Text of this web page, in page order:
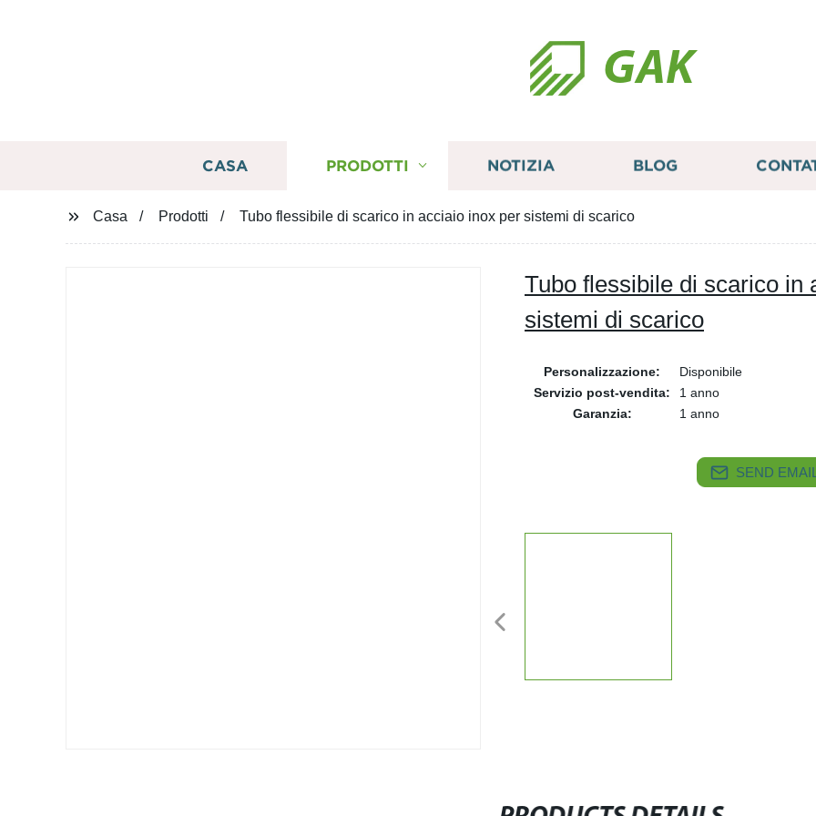
GAK
CASA PRODOTTI NOTIZIA BLOG
Casa Prodotti Tubo flessibile di scarico in acciaio inox per sistemi di scarico
Tubo flessibile di scarico in
sistemi di scarico
Personalizzazione:
Disponibile
Servizio post-vendita:
1 anno
Garanzia:
1 anno
SEND